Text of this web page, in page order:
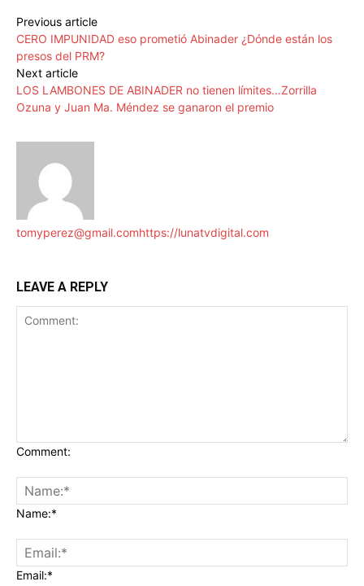
Previous article
CERO IMPUNIDAD eso prometió Abinader ¿Dónde están los
presos del PRM?
Next article
LOS LAMBONES DE ABINADER no tienen límites…Zorrilla
Ozuna y Juan Ma. Méndez se ganaron el premio
tomyperez@gmail.comhttps://lunatvdigital.com
LEAVE A REPLY
Comment:
Name:*
Email:*